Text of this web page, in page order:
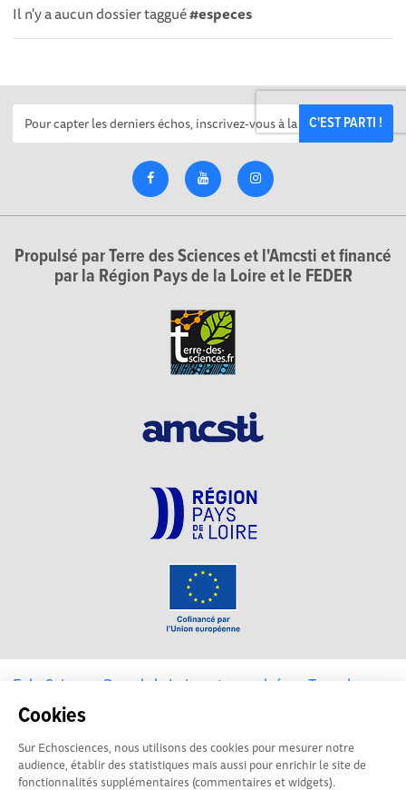
Cookies
Sur Echosciences, nous utilisons des cookies pour mesurer notre
audience, établir des statistiques mais aussi pour enrichir le site de
fonctionnalités supplémentaires (commentaires et widgets).
Il n'y a aucun dossier taggué#especes
C'EST PARTI !
Propulsé par Terre des Sciences et l'Amcsti et financé
par la Région Pays de la Loire et le FEDER
EchoSciences Pays de la Loire est propulsé parTerre des
Sciences
Mentions légales|Politique de confidentialité|CGU
|Ligne éditoriale